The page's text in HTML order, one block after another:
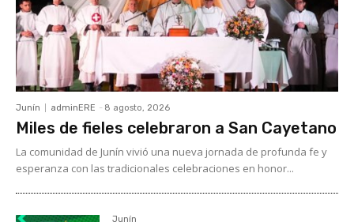
Junín adminERE - 8 agosto, 2026
Miles de fieles celebraron a San Cayetano
La comunidad de Junín vivió una nueva jornada de profunda fe y
esperanza con las tradicionales celebraciones en honor...
Junín